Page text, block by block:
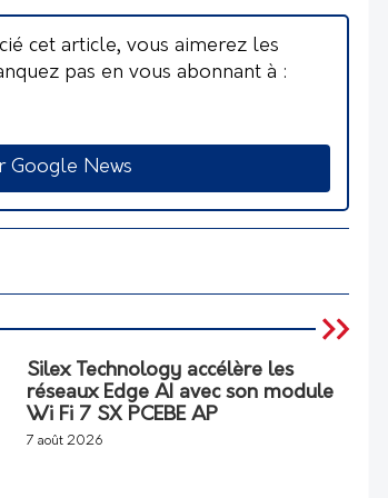
cet article, vous aimerez les
pas en vous abonnant à :
Google News
Silex Technology accélère les
réseaux Edge AI avec son module
Wi Fi 7 SX PCEBE AP
7 août 2026